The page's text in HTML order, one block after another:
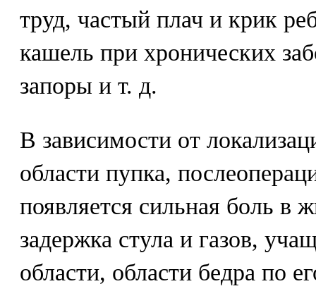
труд, частый плач и крик
кашель при хронических
запоры и т. д.
В зависимости от
области пупка,
появляется сильная боль в
задержка стула и газов,
области, области бедра по